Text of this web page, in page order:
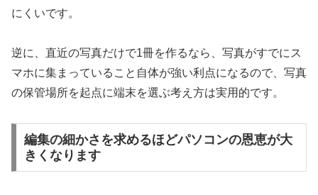
にくいです。
逆に、直近の写真だけで1冊を作るなら、写真がすでにス
マホに集まっていること自体が強い利点になるので、写真
の保管場所を起点に端末を選ぶ考え方は実用的です。
編集の細かさを求めるほどパソコンの恩恵が大
きくなります